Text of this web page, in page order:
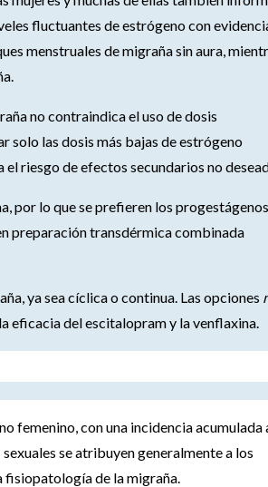
fluctuantes de estrógeno con
menstruales de migraña sin aura,
no contraindica el uso de dosis
solo las dosis más bajas de estrógeno
riesgo de efectos secundarios no
por lo que se prefieren los progestágenos
preparación transdérmica combinada
ya sea cíclica o continua. Las opciones
eficacia del escitalopram y la venflaxina.
femenino, con una incidencia acumulada
se atribuyen generalmente a los
fisiopatología de la migraña.